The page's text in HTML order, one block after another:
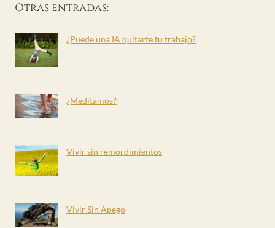
Otras entradas:
¿Puede una IA quitarte tu trabajo?
¿Meditamos?
Vivir sin remordimientos
Vivir Sin Apego